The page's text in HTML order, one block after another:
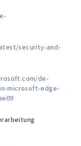
security-and-
de-
microsoft-edge-